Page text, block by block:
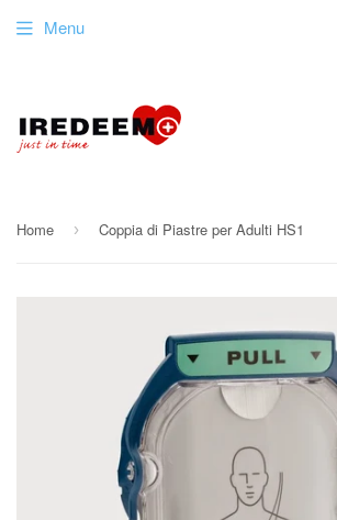
Menu
Home › Coppia di Piastre per Adulti HS1